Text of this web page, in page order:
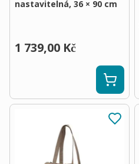
nastavitelná, 36 × 90 cm
1 739,00 Kč